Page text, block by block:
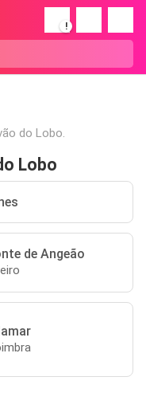
!
do Lobo.
Lobo
de Angeão